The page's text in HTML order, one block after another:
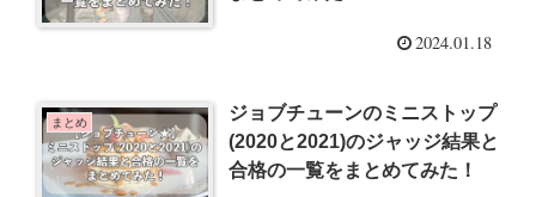
2024.01.18
まとめ
ジョブチューンのミニストップ
(2020と2021)のジャッジ結果と
合格の一覧をまとめてみた！